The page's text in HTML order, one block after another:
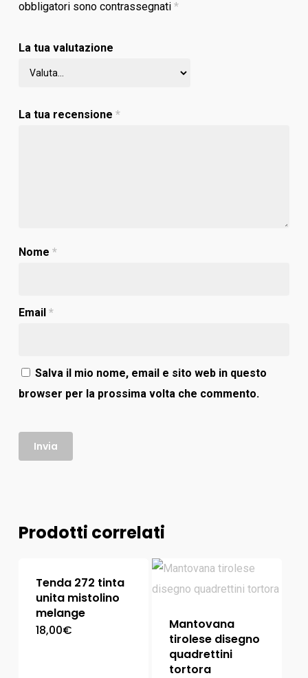
obbligatori sono contrassegnati *
La tua valutazione
La tua recensione *
Nome *
Email *
Salva il mio nome, email e sito web in questo
browser per la prossima volta che commento.
Prodotti correlati
Tenda 272 tinta
unita mistolino
melange
18,00€
Mantovana
tirolese disegno
quadrettini
tortora